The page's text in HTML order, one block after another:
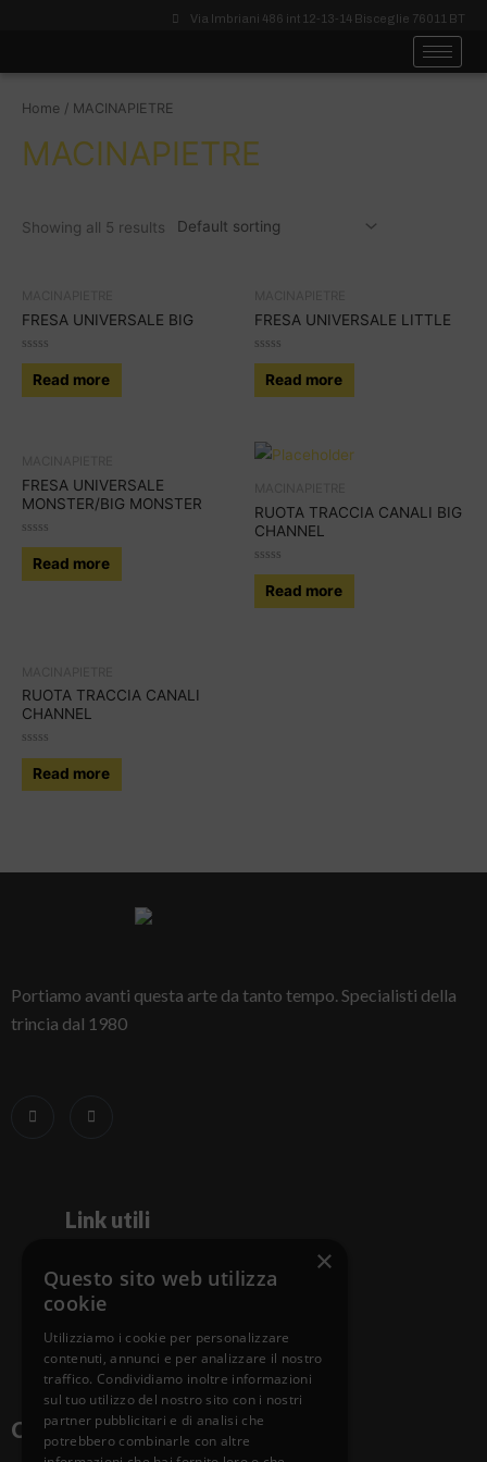
Via Imbriani 486 int 12-13-14 Bisceglie 76011 BT
Home / MACINAPIETRE
MACINAPIETRE
Showing all 5 results
FRESA UNIVERSALE BIG
Rated
out
of
Read more
FRESA UNIVERSALE LITTLE
Rated
out
of
Read more
FRESA UNIVERSALE
MONSTER/BIG MONSTER
Rated
out
of
Read more
RUOTA TRACCIA CANALI BIG
CHANNEL
Rated
out
of
Read more
RUOTA TRACCIA CANALI
CHANNEL
Rated
out
of
Read more
Portiamo avanti questa arte da tanto tempo. Specialisti della
trincia dal 1980
Link utili
Home
Assistenza
Contatti
×
Questo sito web utilizza
cookie
Utilizziamo i cookie per personalizzare
contenuti, annunci e per analizzare il nostro
traffico. Condividiamo inoltre informazioni
sul tuo utilizzo del nostro sito con i nostri
partner pubblicitari e di analisi che
potrebbero combinarle con altre